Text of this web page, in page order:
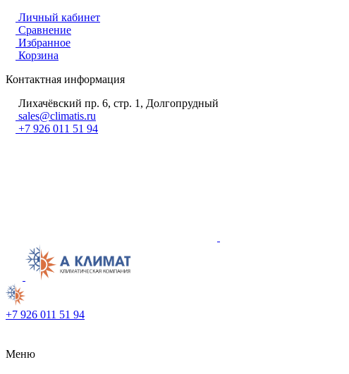
Личный кабинет
Сравнение
Избранное
Корзина
Контактная информация
Лихачёвский пр. 6, стр. 1, Долгопрудный
sales@climatis.ru
+7 926 011 51 94
+7 926 011 51 94
Меню